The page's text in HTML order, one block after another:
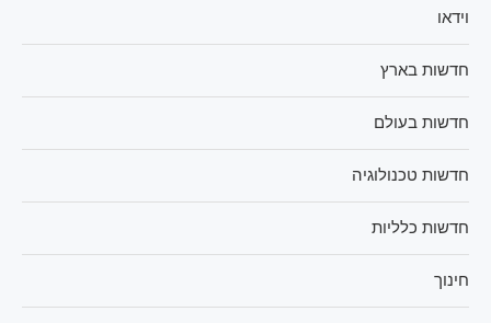
וידאו
חדשות בארץ
חדשות בעולם
חדשות טכנולוגיה
חדשות כלליות
חינוך